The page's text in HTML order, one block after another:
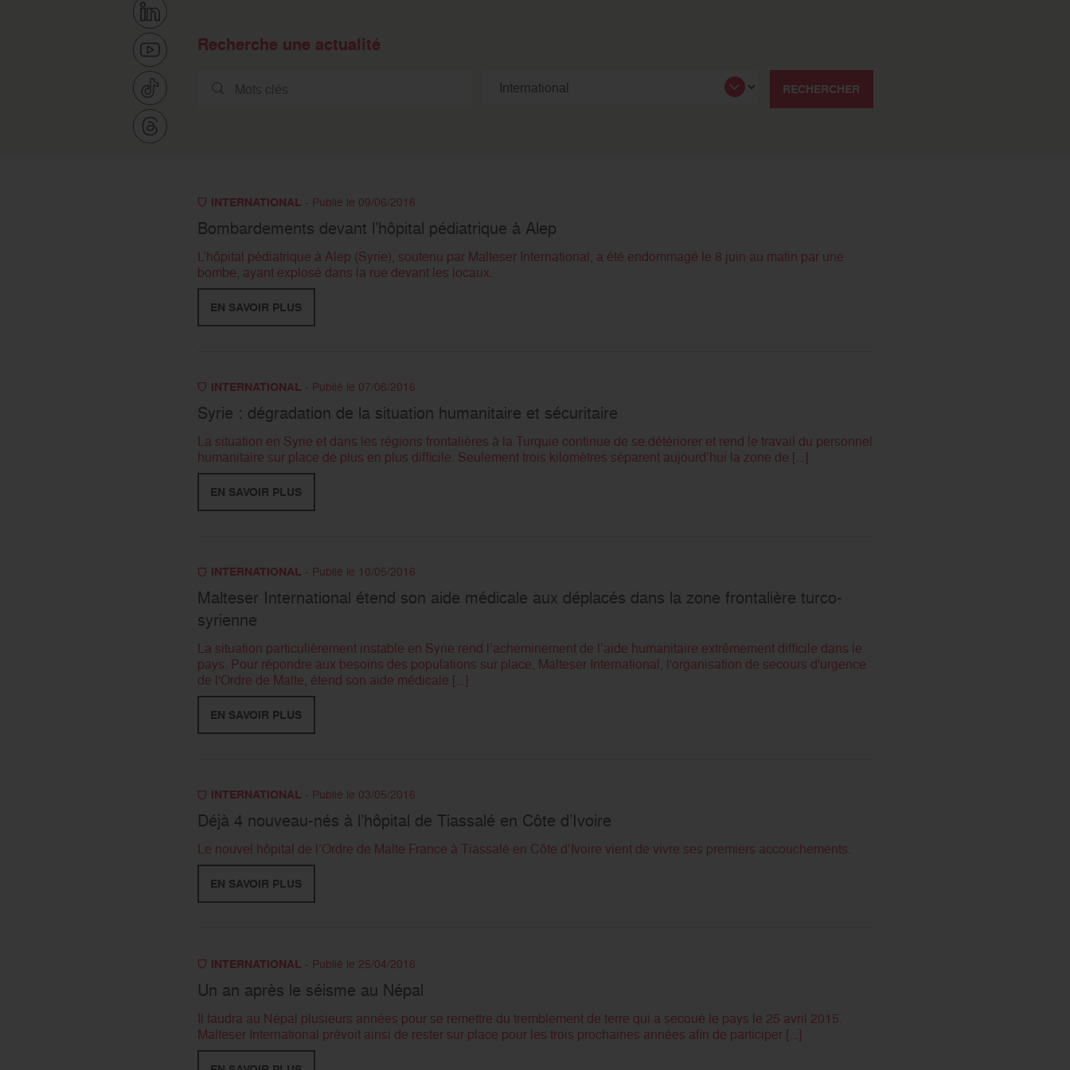
Recherche une actualité
RECHERCHER
INTERNATIONAL - Publié le 09/06/2016
Bombardements devant l’hôpital pédiatrique à Alep
L’hôpital pédiatrique à Alep (Syrie), soutenu par Malteser International, a été endommagé le 8 juin au matin par une
bombe, ayant explosé dans la rue devant les locaux.
EN SAVOIR PLUS
INTERNATIONAL - Publié le 07/06/2016
Syrie : dégradation de la situation humanitaire et sécuritaire
La situation en Syrie et dans les régions frontalières à la Turquie continue de se détériorer et rend le travail du personnel
humanitaire sur place de plus en plus difficile. Seulement trois kilomètres séparent aujourd’hui la zone de [...]
EN SAVOIR PLUS
INTERNATIONAL - Publié le 10/05/2016
Malteser International étend son aide médicale aux déplacés dans la zone frontalière turco-
syrienne
La situation particulièrement instable en Syrie rend l’acheminement de l’aide humanitaire extrêmement difficile dans le
pays. Pour répondre aux besoins des populations sur place, Malteser International, l'organisation de secours d'urgence
de l'Ordre de Malte, étend son aide médicale [...]
EN SAVOIR PLUS
INTERNATIONAL - Publié le 03/05/2016
Déjà 4 nouveau-nés à l’hôpital de Tiassalé en Côte d’Ivoire
Le nouvel hôpital de l’Ordre de Malte France à Tiassalé en Côte d’Ivoire vient de vivre ses premiers accouchements.
EN SAVOIR PLUS
INTERNATIONAL - Publié le 25/04/2016
Un an après le séisme au Népal
Il faudra au Népal plusieurs années pour se remettre du tremblement de terre qui a secoué le pays le 25 avril 2015.
Malteser International prévoit ainsi de rester sur place pour les trois prochaines années afin de participer [...]